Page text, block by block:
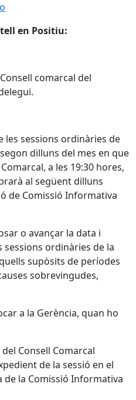
en Positiu:
comarcal del
les sessions ordinàries de
dilluns del mes en que
a les 19:30 hores,
al següent dilluns
de Comissió Informativa
o avançar la data i
ordinàries de la
supòsits de períodes
sobrevingudes,
a la Gerència, quan ho
Consell Comarcal
de la sessió en el
la Comissió Informativa